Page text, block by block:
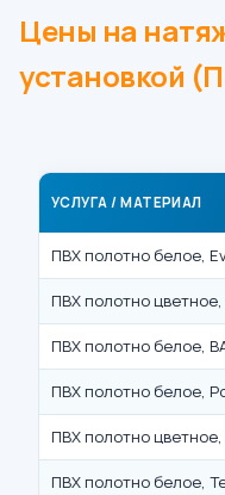
Цены на
установкой
УСЛУГА / МАТЕРИАЛ
ПВХ полотно белое,
ПВХ полотно
ПВХ полотно белое,
ПВХ полотно белое,
ПВХ полотно
ПВХ полотно белое,